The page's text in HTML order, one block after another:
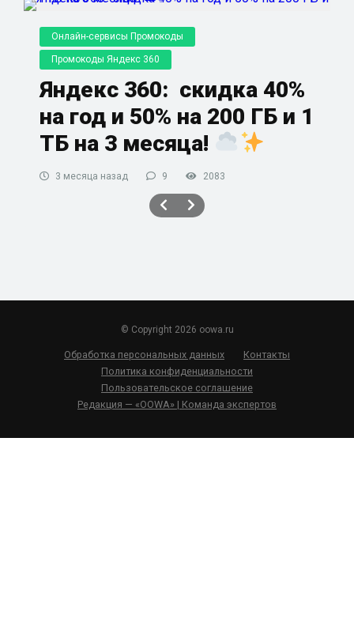
Онлайн-сервисы Промокоды
Промокоды Яндекс 360
Яндекс 360: скидка 40%
на год и 50% на 200 ГБ и 1
ТБ на 3 месяца!
3 месяца назад 9 2083
© Copyright 2026 oowa.ru
Обработка персональных данных
Контакты
Политика конфиденциальности
Пользовательское соглашение
Редакция — «OOWA» | Команда экспертов